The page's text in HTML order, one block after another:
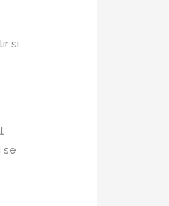
si
se